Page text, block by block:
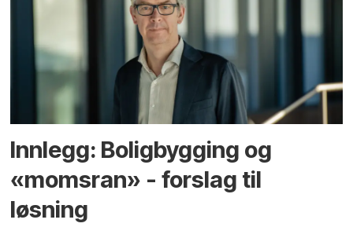
Innlegg: Boligbygging og
«momsran» - forslag til
løsning